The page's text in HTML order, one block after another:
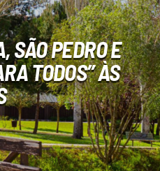
SÃO PEDRO E
TODOS” ÀS